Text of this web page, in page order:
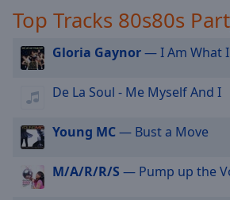
window.
Color
Opacity
80s80s HipHop
80s80s Queen
80s80s Dance
Top Tracks 80s80s
Gloria Gaynor— I Am What
De La Soul - Me Myself And I
Young MC— Bust a Move
M/A/R/R/S — Pump up the